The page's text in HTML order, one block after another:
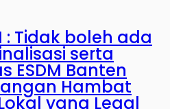
: Tidak boleh ada
serta
ESDM Banten
Hambat
yang Legal